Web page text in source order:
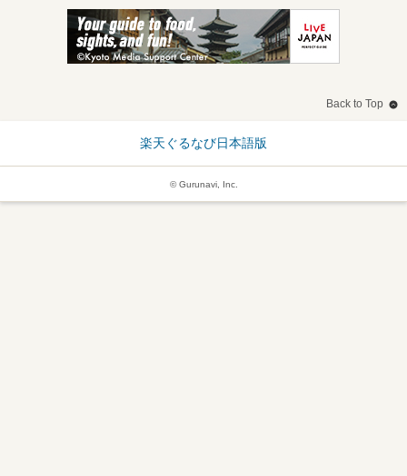
Back to Top
楽天ぐるなび日本語版
© Gurunavi, Inc.